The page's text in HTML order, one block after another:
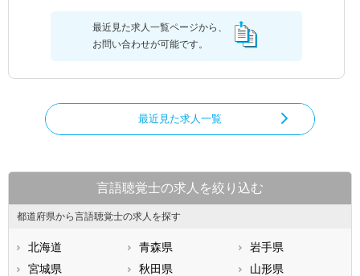
最近見た求人一覧ページから、
お問い合わせが可能です。
最近見た求人一覧
言語聴覚士の求人を絞り込む
都道府県から言語聴覚士の求人を探す
北海道 青森県
岩手県
宮城県
秋田県
山形県